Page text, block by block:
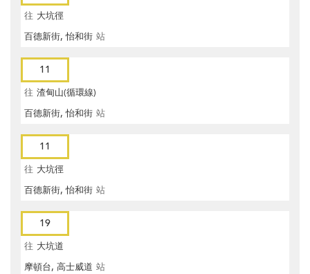
往 大坑徑
百德新街, 怡和街 站
11
往 渣甸山(循環線)
百德新街, 怡和街 站
11
往 大坑徑
百德新街, 怡和街 站
19
往 大坑道
摩頓台, 高士威道 站